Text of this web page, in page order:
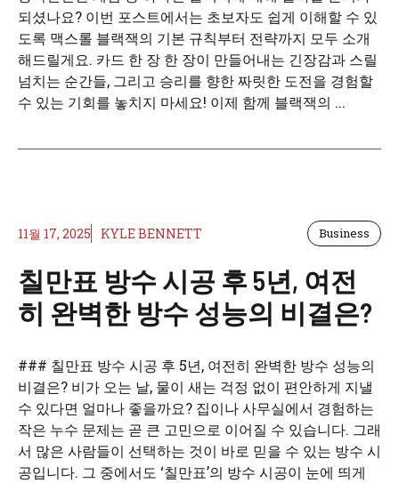
되셨나요? 이번 포스트에서는 초보자도 쉽게 이해할 수 있
도록 맥스롤 블랙잭의 기본 규칙부터 전략까지 모두 소개
해드릴게요. 카드 한 장 한 장이 만들어내는 긴장감과 스릴
넘치는 순간들, 그리고 승리를 향한 짜릿한 도전을 경험할
수 있는 기회를 놓치지 마세요! 이제 함께 블랙잭의 ...
11월 17, 2025 KYLE BENNETT Business
칠만표 방수 시공 후 5년, 여전
히 완벽한 방수 성능의 비결은?
### 칠만표 방수 시공 후 5년, 여전히 완벽한 방수 성능의
비결은? 비가 오는 날, 물이 새는 걱정 없이 편안하게 지낼
수 있다면 얼마나 좋을까요? 집이나 사무실에서 경험하는
작은 누수 문제는 곧 큰 고민으로 이어질 수 있습니다. 그래
서 많은 사람들이 선택하는 것이 바로 믿을 수 있는 방수 시
공입니다. 그 중에서도 ‘칠만표’의 방수 시공이 눈에 띄게